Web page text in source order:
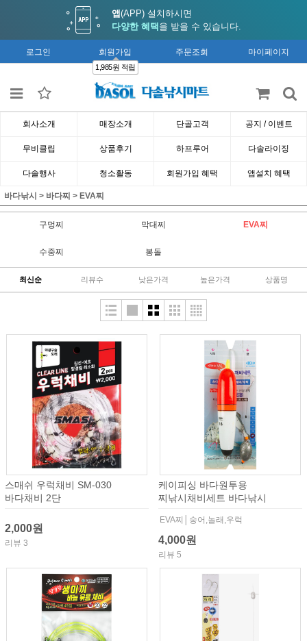
앱(APP) 설치하시면
다양한 혜택 을 받을 수 있습니다.
로그인 회원가입
1,985원 적립
주문조회 마이페이지
회사소개 매장소개 단골고객 공지 / 이벤트
무비클립 상품후기 하프루어 다솔라이징
다솔행사 청소활동 회원가입 혜택 앱설치 혜택
바다낚시 > 바다찌 > EVA찌
구멍찌 막대찌 EVA찌
수중찌 봉돌
최신순 리뷰수 낮은가격 높은가격 상품명
스매쉬 우럭채비 SM-030
바다채비 2단
2,000원
리뷰 3
케이피싱 바다원투용
찌낚시채비세트 바다낚시
EVA찌│숭어,놀래,우럭
4,000원
리뷰 5